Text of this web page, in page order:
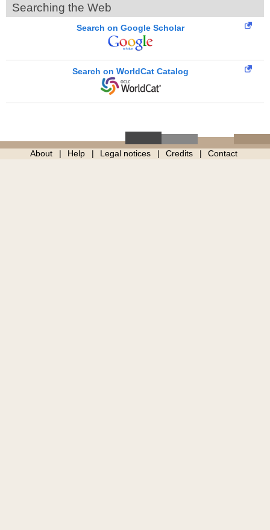
Searching the Web
Search on Google Scholar
Search on WorldCat Catalog
About Help Legal notices Credits Contact